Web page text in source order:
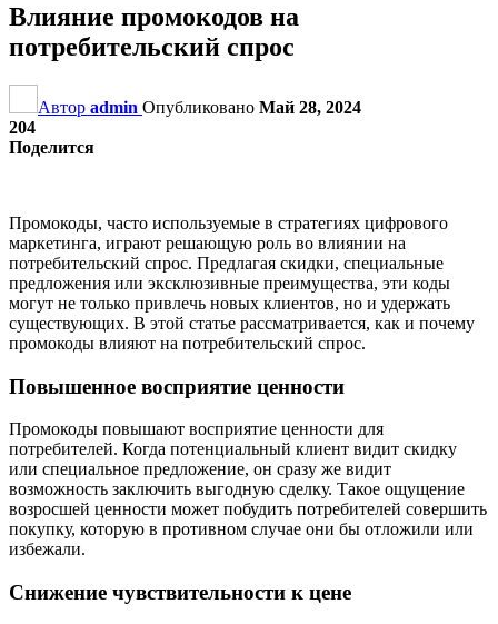
Влияние промокодов на
потребительский спрос
Автор admin Опубликовано Май 28, 2024
204
Поделится
Промокоды, часто используемые в стратегиях цифрового
маркетинга, играют решающую роль во влиянии на
потребительский спрос. Предлагая скидки, специальные
предложения или эксклюзивные преимущества, эти коды
могут не только привлечь новых клиентов, но и удержать
существующих. В этой статье рассматривается, как и почему
промокоды влияют на потребительский спрос.
Повышенное восприятие ценности
Промокоды повышают восприятие ценности для
потребителей. Когда потенциальный клиент видит скидку
или специальное предложение, он сразу же видит
возможность заключить выгодную сделку. Такое ощущение
возросшей ценности может побудить потребителей совершить
покупку, которую в противном случае они бы отложили или
избежали.
Снижение чувствительности к цене